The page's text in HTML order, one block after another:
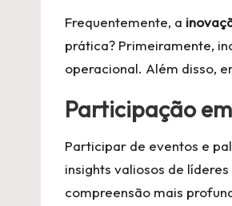
Frequentemente, a
prática? Primeiramente,
operacional. Além disso,
Participação
Participar de eventos e
insights valiosos de
compreensão mais